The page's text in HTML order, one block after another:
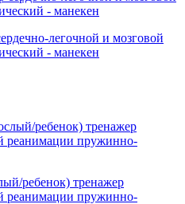
легочной и мозговой
- манекен
ребенок) тренажер
реанимации пружинно-